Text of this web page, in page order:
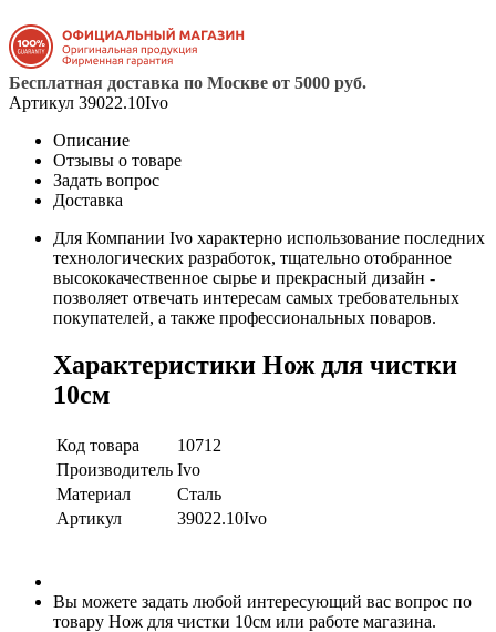
Бесплатная доставка по Москве от 5000 руб.
Артикул 39022.10Ivo
Описание
Отзывы о товаре
Задать вопрос
Доставка
Для Компании Ivo характерно использование последних
технологических разработок, тщательно отобранное
высококачественное сырье и прекрасный дизайн -
позволяет отвечать интересам самых требовательных
покупателей, а также профессиональных поваров.
Характеристики Нож для чистки
10см
Код товара
10712
Производитель Ivo
Материал
Сталь
Артикул
39022.10Ivo
Вы можете задать любой интересующий вас вопрос по
товару Нож для чистки 10см или работе магазина.